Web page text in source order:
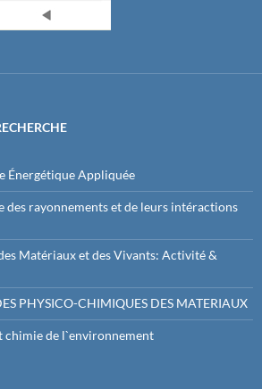
Énergétique Appliquée
des rayonnements et de leurs intéractions
Matériaux et des Vivants: Activité &
PHYSICO-CHIMIQUES DES MATERIAUX
chimie de l`environnement